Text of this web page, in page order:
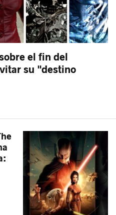
el fin del
su "destino